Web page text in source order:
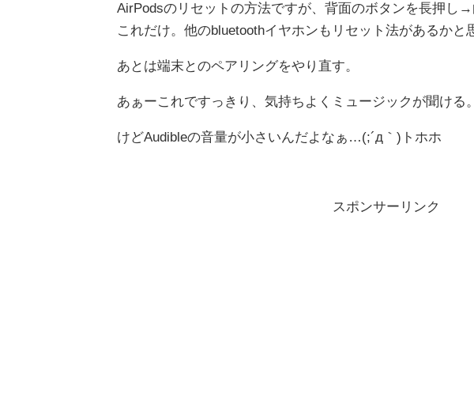
AirPodsのリセットの方法ですが、背面のボタンを長押し
これだけ。他のbluetoothイヤホンもリセット法があるかと
あとは端末とのペアリングをやり直す。
あぁーこれですっきり、気持ちよくミュージックが聞ける。
けどAudibleの音量が小さいんだよなぁ…(;´д｀)トホホ
スポンサーリンク